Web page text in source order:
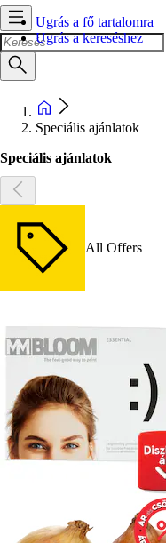
Ugrás a fő tartalomra
Ugrás a kereséshez
Speciális ajánlatok
Speciális ajánlatok
All Offers